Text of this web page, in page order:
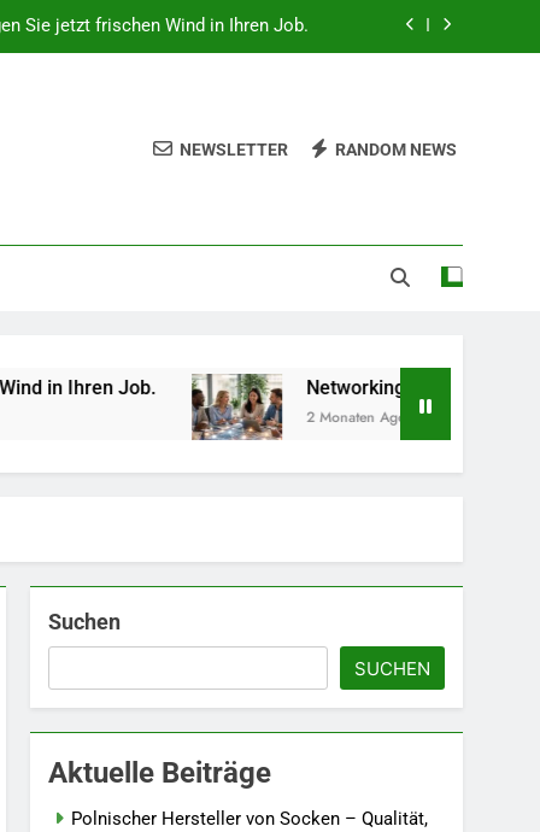
Sie jetzt frischen Wind in Ihren Job.
Gemüse Sie jetzt pflanzen sollten.
Technologie und Design in einem
beruflich wertvolle Kontakte knüpfen.
NEWSLETTER RANDOM NEWS
Job. Networking-Strategien: Wie Sie
2 Monaten Ago
Suchen
SUCHEN
Aktuelle Beiträge
Polnischer Hersteller von Socken – Qualität,
5
Accessoire-Guide: Mit
diesen Details werten Sie
jedes Frühlingsoutfit auf.
MODE
6
Naturnah gärtnern: So
locken Sie Bienen und